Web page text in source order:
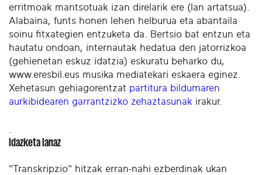
erritmoak mantsotuak izan direlarik ere (lan artatsua).
Alabaina, funts honen lehen helburua eta abantaila
soinu fitxategien entzuketa da. Bertsio bat entzun eta
hautatu ondoan, internautak hedatua den jatorrizkoa
(gehienetan eskuz idatzia) eskuratu beharko du,
www.eresbil.eus musika mediatekari eskaera eginez.
Xehetasun gehiagorentzat partitura bildumaren
aurkibidearen garrantzizko zehaztasunak irakur.
Idazketa lanaz
"Transkripzio" hitzak erran-nahi ezberdinak ukan